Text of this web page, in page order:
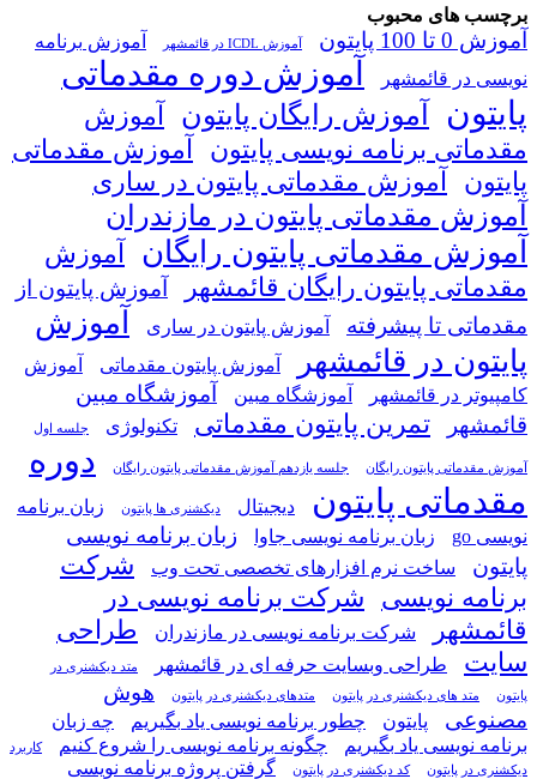
برچسب های محبوب
آموزش 0 تا 100 پایتون آموزش ICDL در قائمشهر
آموزش برنامه
نویسی در قائمشهر
آموزش دوره مقدماتی
پایتون
آموزش رایگان پایتون
آموزش
مقدماتی برنامه نویسی پایتون
آموزش مقدماتی
پایتون
آموزش مقدماتی پایتون در ساری
آموزش مقدماتی پایتون در مازندران
آموزش مقدماتی پایتون رایگان
آموزش
مقدماتی پایتون رایگان قائمشهر
آموزش پایتون از
مقدماتی تا پیشرفته
آموزش پایتون در ساری
آموزش
پایتون در قائمشهر
آموزش پایتون مقدماتی
آموزش
کامپیوتر در قائمشهر
آموزشگاه مبین
آموزشگاه مبین
قائمشهر
تمرین پایتون مقدماتی تکنولوژی جلسه اول
آموزش مقدماتی پایتون رایگان جلسه یازدهم آموزش مقدماتی پایتون رایگان
دوره
مقدماتی پایتون
دیجیتال دیکشنری ها پایتون
زبان برنامه
نویسی go
زبان برنامه نویسی جاوا
زبان برنامه نویسی
پایتون
ساخت نرم افزارهای تخصصی تحت وب
شرکت
برنامه نویسی
شرکت برنامه نویسی در
قائمشهر
شرکت برنامه نویسی در مازندران
طراحی
سایت
طراحی وبسایت حرفه ای در قائمشهر متد دیکشنری در
پایتون متد های دیکشنری در پایتون متدهای دیکشنری در پایتون
هوش
مصنوعی
پایتون چطور برنامه نویسی یاد بگیریم
چه زبان
برنامه نویسی یاد بگیریم
چگونه برنامه نویسی را شروع کنیم
کاربرد
دیکشنری در پایتون
کد دیکشنری در پایتون گرفتن پروژه برنامه نویسی